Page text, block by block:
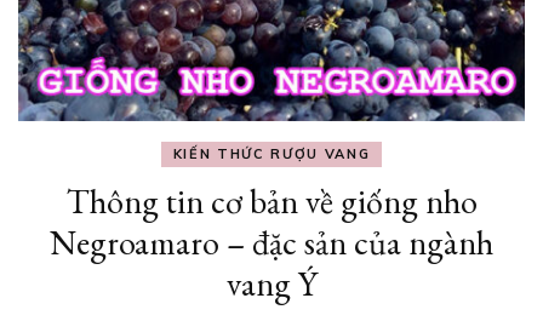
KIẾN THỨC RƯỢU VANG
Thông tin cơ bản về giống nho
Negroamaro – đặc sản của ngành
vang Ý